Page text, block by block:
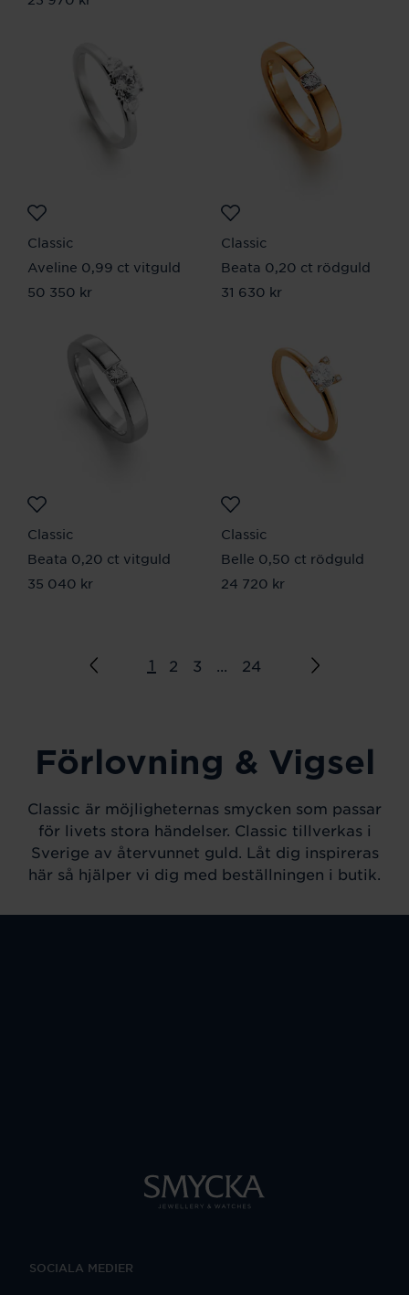
Classic
Aveline 0,99 ct vitguld
Pris:50 350 kr
50 350 kr
Classic
Beata 0,20 ct rödguld
Pris:31 630 kr
31 630 kr
Classic
Beata 0,20 ct vitguld
Pris:35 040 kr
35 040 kr
Classic
Belle 0,50 ct rödguld
Pris:24 720 kr
24 720 kr
1 2 3 ... 24
Förlovning & Vigsel
Classic är möjligheternas smycken som passar
för livets stora händelser. Classic tillverkas i
Sverige av återvunnet guld. Låt dig inspireras
här så hjälper vi dig med beställningen i butik.
SOCIALA MEDIER